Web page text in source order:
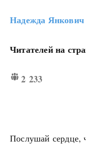
Надежда Янкович
Читателей на
2 233
Послушай сердце,